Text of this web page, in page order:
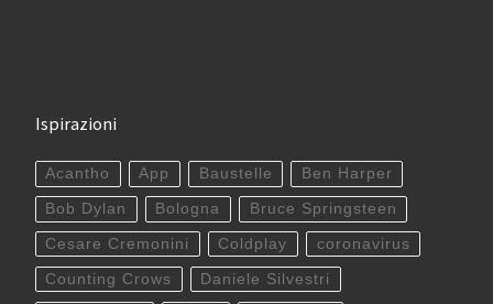
Ispirazioni
Acantho App Baustelle Ben Harper
Bob Dylan Bologna Bruce Springsteen
Cesare Cremonini Coldplay coronavirus
Counting Crows Daniele Silvestri